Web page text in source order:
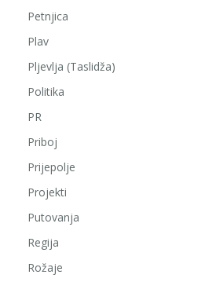
Petnjica
Plav
Pljevlja (Taslidža)
Politika
PR
Priboj
Prijepolje
Projekti
Putovanja
Regija
Rožaje